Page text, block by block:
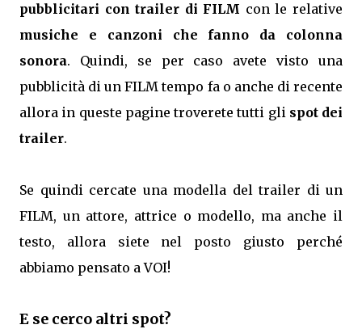
pubblicitari con trailer di FILM con le relative
musiche e canzoni che fanno da colonna
sonora. Quindi, se per caso avete visto una
pubblicità di un FILM tempo fa o anche di recente
allora in queste pagine troverete tutti gli spot dei
trailer.
Se quindi cercate una modella del trailer di un
FILM, un attore, attrice o modello, ma anche il
testo, allora siete nel posto giusto perché
abbiamo pensato a VOI!
E se cerco altri spot?